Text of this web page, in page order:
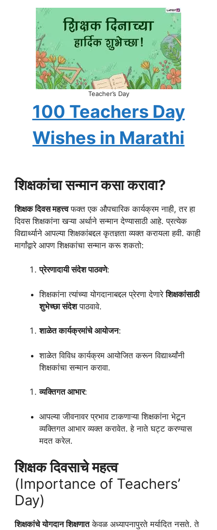
Teacher’s Day
100 Teachers Day
Wishes in Marathi
शिक्षकांचा सन्मान कसा करावा?
शिक्षक दिवस महत्त्वफक्त एक औपचारिक कार्यक्रम नाही, तर हा
दिवस शिक्षकांना खऱ्या अर्थाने सन्मान देण्यासाठी आहे. प्रत्येक
विद्यार्थ्याने आपल्या शिक्षकांबद्दल कृतज्ञता व्यक्त करायला हवी. काही
मार्गांद्वारे आपण शिक्षकांचा सन्मान करू शकतो:
प्रेरणादायी संदेश पाठवणे:
शिक्षकांना त्यांच्या योगदानाबद्दल प्रेरणा देणारेशिक्षकांसाठी
शुभेच्छा संदेशपाठवावे.
शाळेत कार्यक्रमांचे आयोजन:
शाळेत विविध कार्यक्रम आयोजित करून विद्यार्थ्यांनी
शिक्षकांचा सन्मान करावा.
व्यक्तिगत आभार:
आपल्या जीवनावर प्रभाव टाकणाऱ्या शिक्षकांना भेटून
व्यक्तिगत आभार व्यक्त करावेत. हे नाते घट्ट करण्यास
मदत करेल.
शिक्षक दिवसाचे महत्व
(Importance of Teachers’
Day)
शिक्षकांचे योगदान शिक्षणातकेवळ अध्यापनापुरते मर्यादित नसते. ते